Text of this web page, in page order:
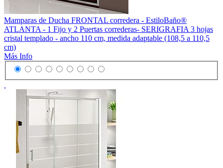
Mamparas de Ducha FRONTAL corredera - EstiloBaño®
ATLANTA - 1 Fijo y 2 Puertas correderas- SERIGRAFIA 3 hojas
cristal templado - ancho 110 cm, medida adaptable (108,5 a 110,5
cm)
Más Info